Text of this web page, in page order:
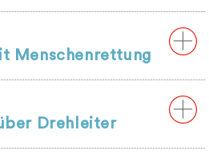
Menschenrettung
Drehleiter